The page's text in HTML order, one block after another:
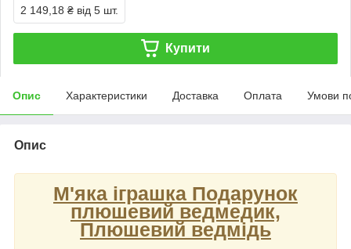
2 149,18 ₴ від 5 шт.
Купити
Опис Характеристики Доставка Оплата Умови
Опис
М'яка іграшка Подарунок
плюшевий ведмедик,
Плюшевий ведмідь